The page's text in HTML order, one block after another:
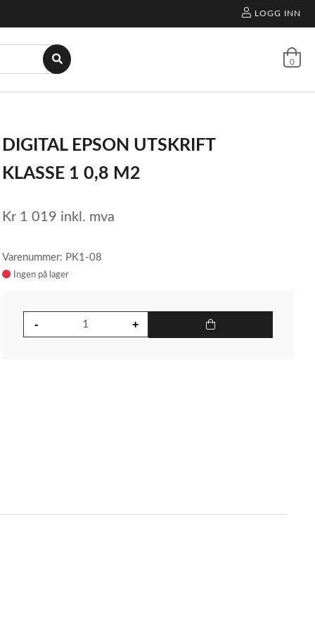
LOGG INN
0
DIGITAL EPSON UTSKRIFT
KLASSE 1 0,8 M2
Kr 1 019 inkl. mva
Varenummer: PK1-08
Ingen på lager